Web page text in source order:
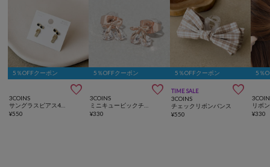
5％OFFクーポン

3COINS
¥550
5％OFFクーポン

3COINS
¥330
5％OFFクーポン
TIME SALE 
3COINS
チェックリボンバンス
¥550
5％
リボ
¥330